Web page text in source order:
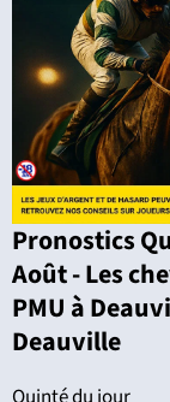
Pronostics
Août - Les
PMU à
Deauville